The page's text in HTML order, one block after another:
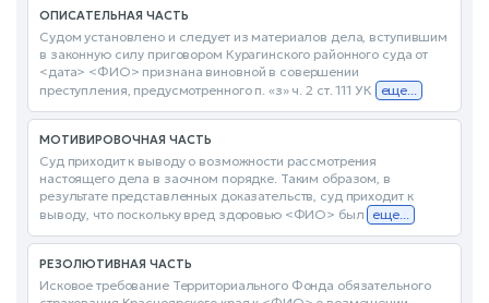
ОПИСАТЕЛЬНАЯ ЧАСТЬ
Судом установлено и следует из материалов дела, вступившим
в законную силу приговором Курагинского районного суда от
<дата> <ФИО> признана виновной в совершении
преступления, предусмотренного п. «з» ч. 2 ст. 111 УК
еще...
МОТИВИРОВОЧНАЯ ЧАСТЬ
Суд приходит к выводу о возможности рассмотрения
настоящего дела в заочном порядке. Таким образом, в
результате представленных доказательств, суд приходит к
выводу, что поскольку вред здоровью <ФИО> был еще...
РЕЗОЛЮТИВНАЯ ЧАСТЬ
Исковое требование Территориального Фонда обязательного